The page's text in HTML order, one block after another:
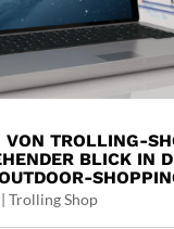
VON TROLLING-
BLICK IN
Trolling Shop